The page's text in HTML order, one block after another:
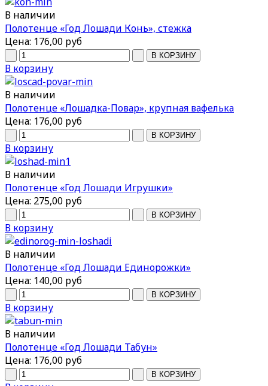
В наличии
Полотенце «Год Лошади Конь», стежка
Цена: 176,00 руб
В корзину
В наличии
Полотенце «Лошадка-Повар», крупная вафелька
Цена: 176,00 руб
В корзину
В наличии
Полотенце «Год Лошади Игрушки»
Цена: 275,00 руб
В корзину
В наличии
Полотенце «Год Лошади Единорожки»
Цена: 140,00 руб
В корзину
В наличии
Полотенце «Год Лошади Табун»
Цена: 176,00 руб